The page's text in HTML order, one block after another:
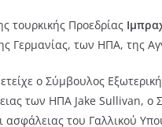
τουρκικής Προεδρίας
Γερμανίας, των ΗΠΑ, της
ο Σύμβουλος
των ΗΠΑ Jake Sullivan, ο
ασφάλειας του Γαλλικού